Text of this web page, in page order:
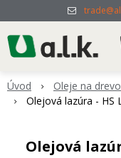
Úvod Oleje na drevo
Olejová lazúra - HS
Olejová